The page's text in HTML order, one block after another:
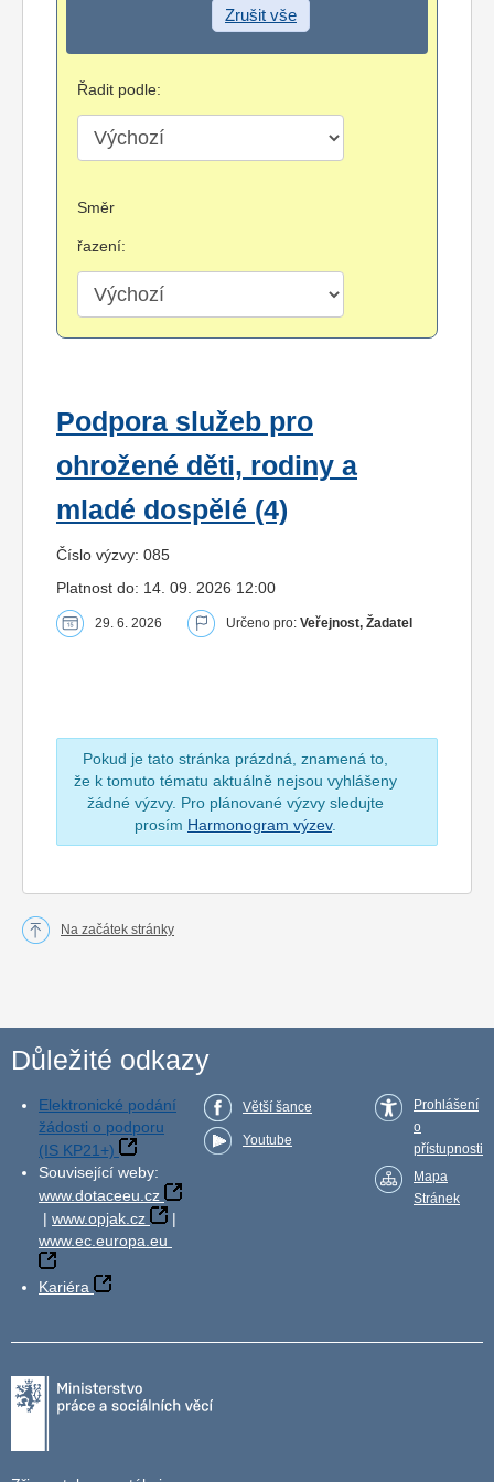
Zrušit vše
Řadit podle:
Směr
řazení:
Podpora služeb pro
ohrožené děti, rodiny a
mladé dospělé (4)
Číslo výzvy: 085
Platnost do: 14. 09. 2026 12:00
29. 6. 2026 Určeno pro: Veřejnost, Žadatel
Pokud je tato stránka prázdná, znamená to,
že k tomuto tématu aktuálně nejsou vyhlášeny
žádné výzvy. Pro plánované výzvy sledujte
prosím Harmonogram výzev.
Na začátek stránky
Důležité odkazy
Elektronické podání
žádosti o podporu
(IS KP21+)
Související weby:
www.dotaceeu.cz
| www.opjak.cz
|
www.ec.europa.eu
Kariéra
Větší šance
Youtube
Prohlášení
o
přístupnosti
Mapa
Stránek